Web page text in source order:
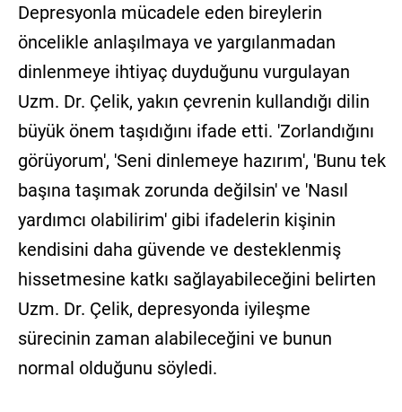
Depresyonla mücadele eden bireylerin
öncelikle anlaşılmaya ve yargılanmadan
dinlenmeye ihtiyaç duyduğunu vurgulayan
Uzm. Dr. Çelik, yakın çevrenin kullandığı dilin
büyük önem taşıdığını ifade etti. 'Zorlandığını
görüyorum', 'Seni dinlemeye hazırım', 'Bunu tek
başına taşımak zorunda değilsin' ve 'Nasıl
yardımcı olabilirim' gibi ifadelerin kişinin
kendisini daha güvende ve desteklenmiş
hissetmesine katkı sağlayabileceğini belirten
Uzm. Dr. Çelik, depresyonda iyileşme
sürecinin zaman alabileceğini ve bunun
normal olduğunu söyledi.